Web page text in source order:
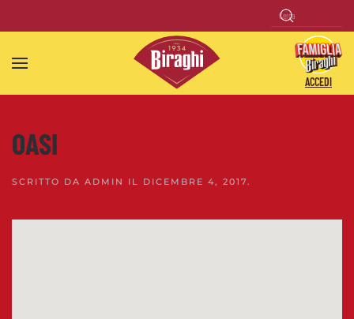
Skip to main content
ACCEDI
OASI
SCRITTO DA ADMIN IL DICEMBRE 4, 2017.